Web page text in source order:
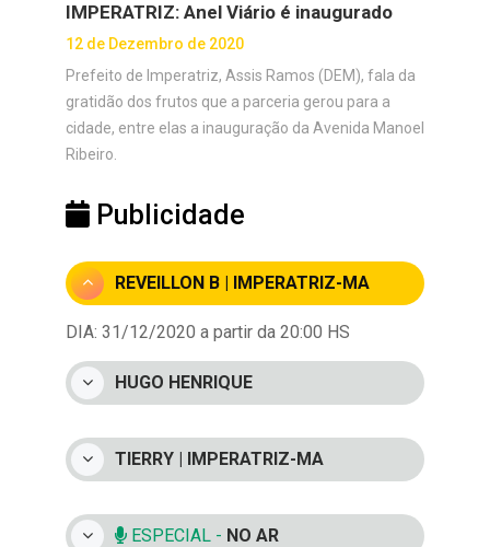
IMPERATRIZ: Anel Viário é inaugurado
12 de Dezembro de 2020
Prefeito de Imperatriz, Assis Ramos (DEM), fala da
gratidão dos frutos que a parceria gerou para a
cidade, entre elas a inauguração da Avenida Manoel
Ribeiro.
Publicidade
REVEILLON B | IMPERATRIZ-MA
DIA: 31/12/2020 a partir da 20:00 HS
HUGO HENRIQUE
TIERRY | IMPERATRIZ-MA
ESPECIAL - NO AR